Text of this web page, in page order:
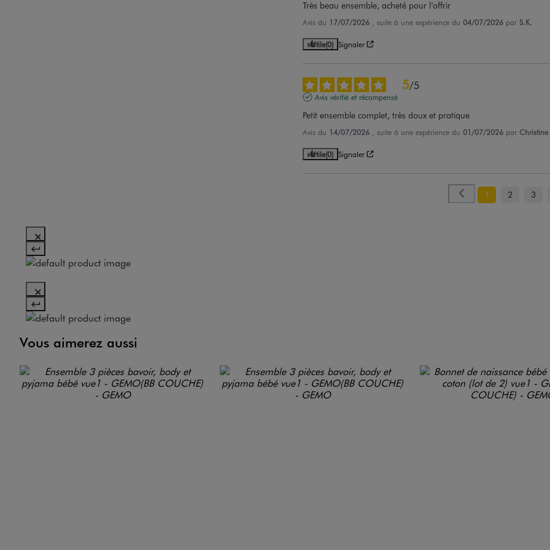
Très beau ensemble, acheté pour l’offrir
Avis du 17/07/2026 , suite à une expérience du 04/07/2026 par S.K.
Utile(0) Signaler
5/5
Avis vérifié et récompensé
Petit ensemble complet, très doux et pratique
Avis du 14/07/2026 , suite à une expérience du 01/07/2026 par Christine
Utile(0) Signaler
1 2 3
Vous aimerez aussi